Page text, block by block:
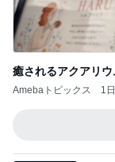
癒されるアクアリ
Amebaトピックス 1